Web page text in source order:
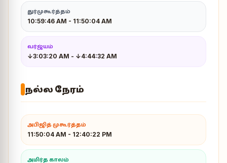
துர்முகூர்த்தம்
10:59:46 AM - 11:50:04 AM
வர்ஜ்யம்
↓3:03:20 AM - ↓4:44:32 AM
நல்ல நேரம்
அபிஜித் முகூர்த்தம்
11:50:04 AM - 12:40:22 PM
அமிர்த காலம்